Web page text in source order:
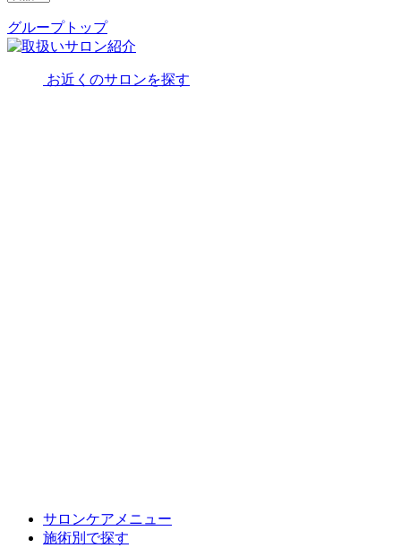
グループトップ
お近くのサロンを探す
サロンケアメニュー
施術別で探す